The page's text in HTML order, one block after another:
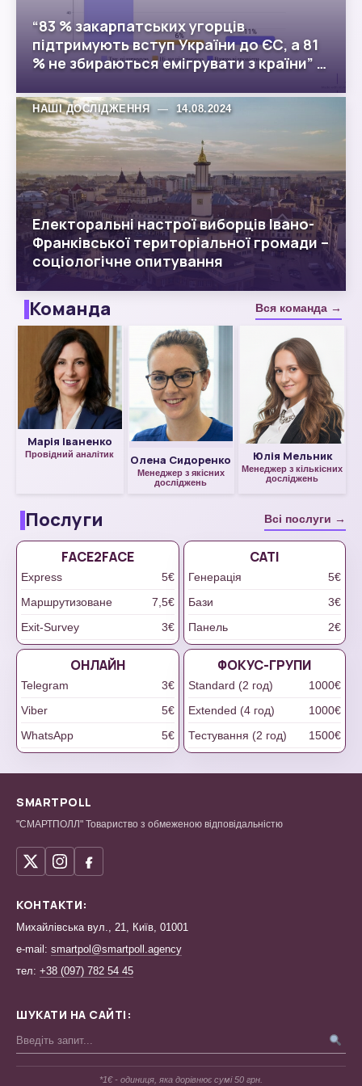
“83 % закарпатських угорців
підтримують вступ України до ЄС, а 81
% не збираються емігрувати з країни” –
НАШІ ДОСЛІДЖЕННЯ — 14.08.2024
Електоральні настрої виборців Івано-
Франківської територіальної громади –
соціологічне опитування
Команда Вся команда →
Марія Іваненко
Провідний аналітик Олена Сидоренко
Менеджер з якісних
досліджень
Юлія Мельник
Менеджер з кількісних
досліджень
Послуги Всі послуги →
FACE2FACE
Express
5€
Маршрутизоване
7,5€
Exit-Survey
3€
САТІ
Генерація
5€
Бази
3€
Панель
2€
ОНЛАЙН
Telegram
3€
Viber
5€
WhatsApp
5€
ФОКУС-ГРУПИ
Standard (2 год)
1000€
Extended (4 год)
1000€
Тестування (2 год)
1500€
SMARTPOLL
"СМАРТПОЛЛ" Товариство з обмеженою відповідальністю
КОНТАКТИ:
Михайлівська вул., 21, Київ, 01001
e-mail: smartpol@smartpoll.agency
тел: +38 (097) 782 54 45
ШУКАТИ НА САЙТІ:
*1€ - одиниця, яка дорівнює сумі 50 грн.